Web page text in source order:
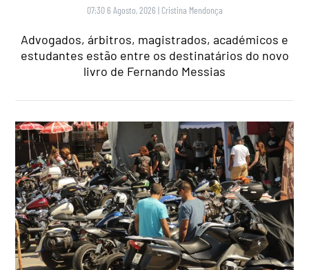
07:30 6 Agosto, 2026 | Cristina Mendonça
Advogados, árbitros, magistrados, académicos e
estudantes estão entre os destinatários do novo
livro de Fernando Messias